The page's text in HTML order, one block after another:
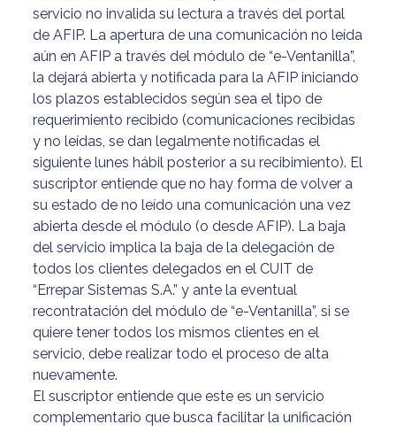
servicio no invalida su lectura a través del portal
de AFIP. La apertura de una comunicación no leída
aún en AFIP a través del módulo de “e-Ventanilla”,
la dejará abierta y notificada para la AFIP iniciando
los plazos establecidos según sea el tipo de
requerimiento recibido (comunicaciones recibidas
y no leídas, se dan legalmente notificadas el
siguiente lunes hábil posterior a su recibimiento). El
suscriptor entiende que no hay forma de volver a
su estado de no leído una comunicación una vez
abierta desde el módulo (o desde AFIP). La baja
del servicio implica la baja de la delegación de
todos los clientes delegados en el CUIT de
“Errepar Sistemas S.A.” y ante la eventual
recontratación del módulo de “e-Ventanilla”, si se
quiere tener todos los mismos clientes en el
servicio, debe realizar todo el proceso de alta
nuevamente.
El suscriptor entiende que este es un servicio
complementario que busca facilitar la unificación